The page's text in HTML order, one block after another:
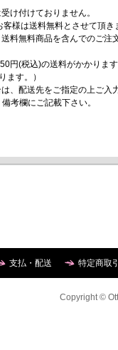
け付けておりません。
様は送料無料とさせて頂き
料無料商品を含んでのご注
円(税込)の送料がかかりま
ます。）
、配送先をご指定の上ご入
考欄にご記載下さい。
支払・配送 特定商取
Copyright ©